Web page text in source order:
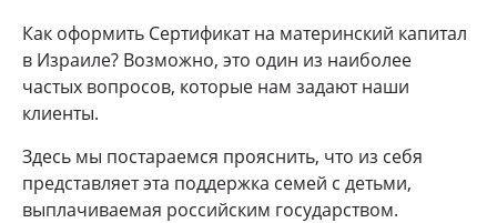
Как оформить Сертификат на материнский капитал
в Израиле? Возможно, это один из наиболее
частых вопросов, которые нам задают наши
клиенты.
Здесь мы постараемся прояснить, что из себя
представляет эта поддержка семей с детьми,
выплачиваемая российским государством.